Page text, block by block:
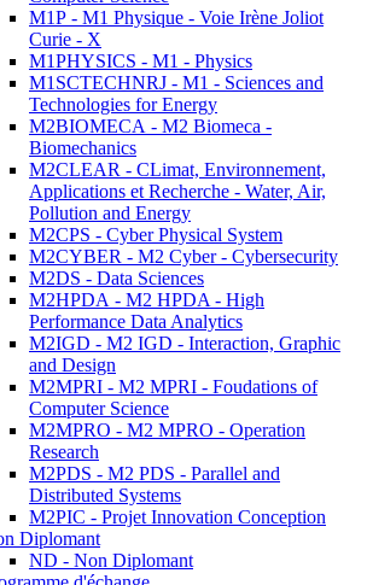
M1P - M1 Physique - Voie Irène Joliot
Curie - X
M1PHYSICS - M1 - Physics
M1SCTECHNRJ - M1 - Sciences and
Technologies for Energy
M2BIOMECA - M2 Biomeca -
Biomechanics
M2CLEAR - CLimat, Environnement,
Applications et Recherche - Water, Air,
Pollution and Energy
M2CPS - Cyber Physical System
M2CYBER - M2 Cyber - Cybersecurity
M2DS - Data Sciences
M2HPDA - M2 HPDA - High
Performance Data Analytics
M2IGD - M2 IGD - Interaction, Graphic
and Design
M2MPRI - M2 MPRI - Foudations of
Computer Science
M2MPRO - M2 MPRO - Operation
Research
M2PDS - M2 PDS - Parallel and
Distributed Systems
M2PIC - Projet Innovation Conception
Diplomant
ND - Non Diplomant